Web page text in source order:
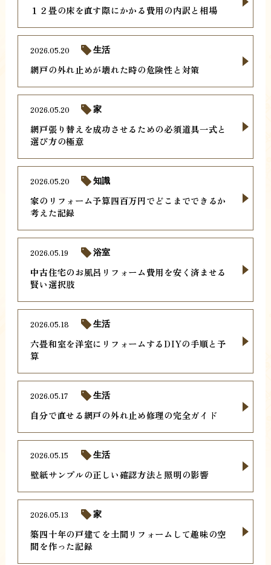
１２畳の床を直す際にかかる費用の内訳と相場
網戸の外れ止めが壊れた時の危険性と対策
2026.05.20 生活
網戸張り替えを成功させるための必須道具一式と
選び方の極意
2026.05.20 家
家のリフォーム予算四百万円でどこまでできるか
考えた記録
2026.05.20 知識
中古住宅のお風呂リフォーム費用を安く済ませる
賢い選択肢
2026.05.19 浴室
六畳和室を洋室にリフォームするDIYの手順と予
算
2026.05.18 生活
自分で直せる網戸の外れ止め修理の完全ガイド
2026.05.17 生活
壁紙サンプルの正しい確認方法と照明の影響
2026.05.15 生活
築四十年の戸建てを土間リフォームして趣味の空
間を作った記録
2026.05.13 家